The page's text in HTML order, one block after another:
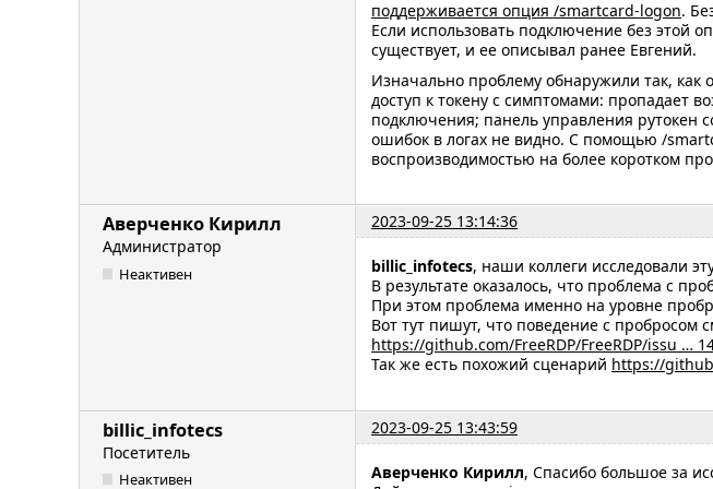
поддерживается опция /smartcard-logon.
Если использовать подключение без этой
существует, и ее описывал ранее Евгений.
Изначально проблему обнаружили так, как
доступ к токену с симптомами: пропадает
подключения; панель управления рутокен
ошибок в логах не видно. С помощью /
воспроизводимостью на более коротком
Аверченко Кирилл
2023-09-25 13:14:36
Администратор
Неактивен billic_infotecs, наши коллеги исследовали
В результате оказалось, что проблема с
При этом проблема именно на уровне
Вот тут пишут, что поведение с пробросом
https://github.com/FreeRDP/FreeRDP/issu …
Так же есть похожий сценарий https://
billic_infotecs
2023-09-25 13:43:59
Посетитель
Неактивен Аверченко Кирилл, Спасибо большое за